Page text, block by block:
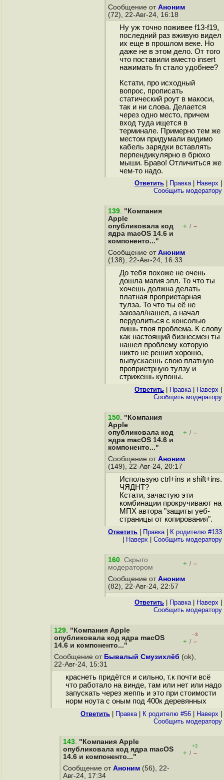
Сообщение от Аноним
(72), 22-Авг-24, 16:18
Ну уж точно поживее f13-f19,
последний раз вживую видел
их еще в прошлом веке. Но
даже не в этом дело. От того
что поставили вместо insert
нажимать fn стало удобнее?
Кстати, про исходный
вопрос, прописать
статический роут в макоси,
так и ни слова. Делается
через одно место, причем
вход туда ищется в
терминале. Примерно тем же
местом придумали видимо
кабель зарядки вставлять
перпендикулярно в брюхо
мыши. Браво! Отличиться же
чем-то надо.
Ответить Правка| Наверх
Cообщить модератору
139. "Компания
Apple
опубликовала код
ядра macOS 14.6 и
компоненто..."
+ / –
Сообщение от Аноним
(138), 22-Авг-24, 16:33
До тебя похоже не очень
дошла магия эпл. То что ты
хочешь должна делать
платная проприетарная
тулза. То что ты её не
заюзал/нашел, а начал
пердолиться с консолью
лишь твоя проблема. К слову
как настоящий бизнесмен ты
нашел проблему которую
никто не решил хорошо,
выпускаешь свою платную
проприетрную тулзу и
стрижешь купоны.
Ответить Правка| Наверх
Cообщить модератору
150. "Компания
Apple
опубликовала код
ядра macOS 14.6 и
компоненто..."
+ / –
Сообщение от Аноним
(149), 22-Авг-24, 20:17
Использую ctrl+ins и shift+ins.
ЧЯДНТ?
Кстати, зачастую эти
комбинации прокручивают на
МПХ автора "защиты уеб-
страницы от копирования".
Ответить Правка|
К родителю #133
Наверх Cообщить модератору
160. Скрыто
модератором
+ / –
Сообщение от Аноним
(82), 22-Авг-24, 22:57
Ответить Правка| Наверх
Cообщить модератору
129. "Компания Apple
опубликовала код ядра macOS
14.6 и компоненто..."
–3
+ / –
Сообщение от Бывалый Смузихлёб (ok),
22-Авг-24, 15:31
краснеть придётся и сильно, т.к почти всё
что работало на винде, там или нет или надо
запускать через жеппь и это при стоимости
норм ноута с оным под 400к деревянных
Ответить Правка| К родителю #56 Наверх
Cообщить модератору
143. "Компания Apple
опубликовала код ядра macOS
14.6 и компоненто..."
+2
+ / –
Сообщение от Аноним (56), 22-
Авг-24, 17:34